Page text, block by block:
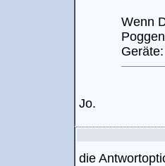
Wenn
Jo.
die